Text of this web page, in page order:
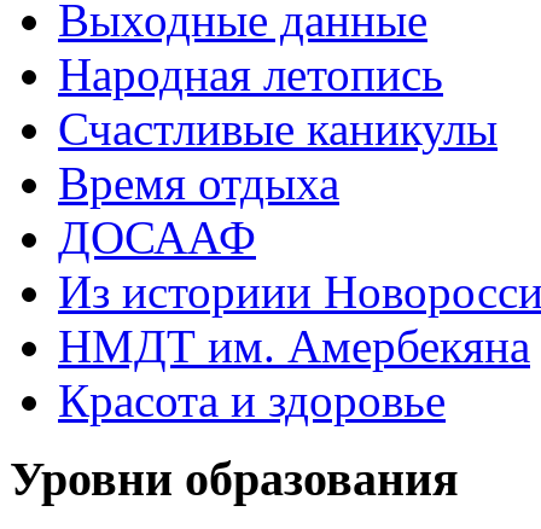
Выходные данные
Народная летопись
Счастливые каникулы
Время отдыха
ДОСААФ
Из историии
НМДТ им. Амербекяна
Красота и здоровье
Уровни образования